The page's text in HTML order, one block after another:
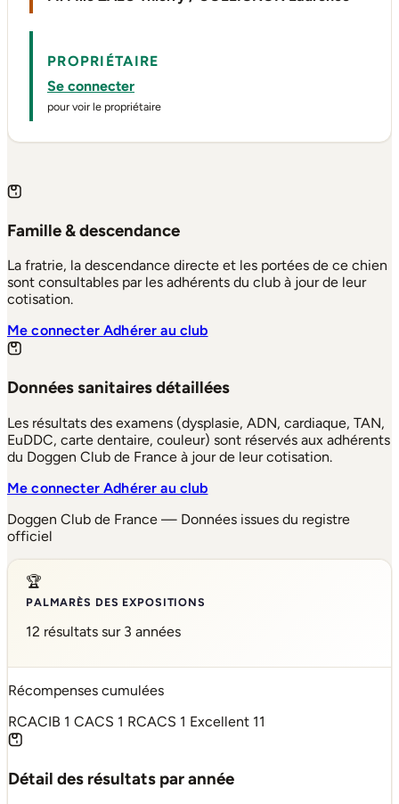
PROPRIÉTAIRE
Se connecter
pour voir le propriétaire
Famille & descendance
La fratrie, la descendance directe et les portées de ce chien
sont consultables par les adhérents du club à jour de leur
cotisation.
Me connecterAdhérer au club
Données sanitaires détaillées
Les résultats des examens (dysplasie, ADN, cardiaque, TAN,
EuDDC, carte dentaire, couleur) sont réservés aux adhérents
du Doggen Club de France à jour de leur cotisation.
Me connecterAdhérer au club
Doggen Club de France — Données issues du registre
officiel
🏆
PALMARÈS DES EXPOSITIONS
12 résultats sur 3 années
Récompenses cumulées
RCACIB 1 CACS 1 RCACS 1 Excellent 11
Détail des résultats par année